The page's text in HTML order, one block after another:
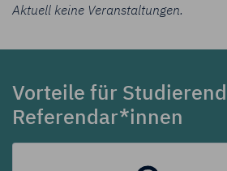
Aktuell keine Veranstaltungen.
Vorteile für
Referendar*innen